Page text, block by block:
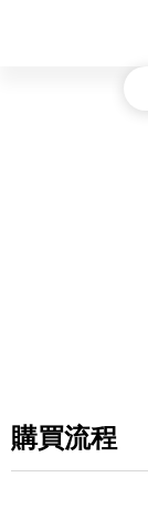
購買流程